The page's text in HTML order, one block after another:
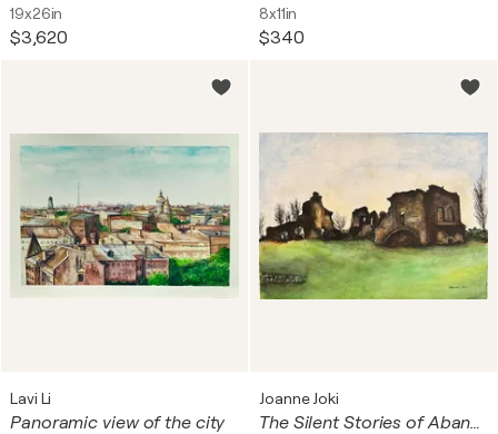
19x26in
$3,620
8x11in
$340
Lavi Li
Panoramic view of the city
Joanne Joki
The Silent Stories of Abandoned Ruins